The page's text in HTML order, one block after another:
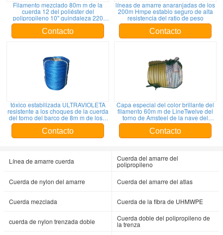
Filamento mezclado 80m m de la
cuerda 12 del poliéster del
polipropileno 10" guindaleza 220
metros
Contacto
líneas de amarre anaranjadas de los
200m Hmpe establo seguro de alta
resistencia del ratio de peso
Contacto
tóxico estabilizada ULTRAVIOLETA
resistente a los choques de la cuerda
del torno del barco de 8m m de los x
200m Dyneema no
Contacto
Capa especial del color brillante del
filamento 60m m de LineTwelve del
torno de Amsteel de la nave del
aceite del petrolero
Contacto
Línea de amarre cuerda Cuerda del amarre del
polipropileno
Cuerda de nylon del amarre
Cuerda del amarre del atlas
Cuerda mezclada Cuerda de la fibra de UHMWPE
cuerda de nylon trenzada doble Cuerda doble del polipropileno de
la trenza